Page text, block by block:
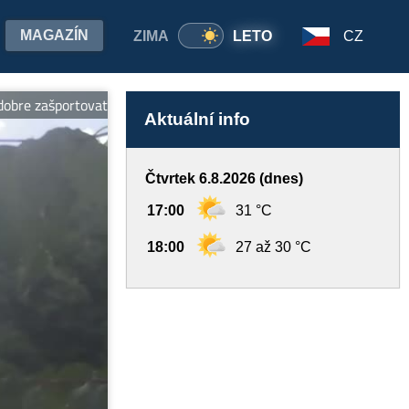
ZIMA LETO
MAGAZÍN CZ
-- Makovica je najdlhšou zjazdovkou
Aktuální info
Čtvrtek 6.8.2026 (dnes)
17:00 31 °C
18:00 27 až 30 °C